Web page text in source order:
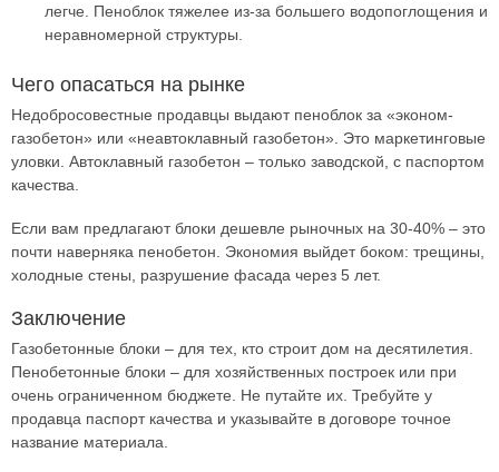
легче. Пеноблок тяжелее из-за большего водопоглощения и
неравномерной структуры.
Чего опасаться на рынке
Недобросовестные продавцы выдают пеноблок за «эконом-
газобетон» или «неавтоклавный газобетон». Это маркетинговые
уловки. Автоклавный газобетон – только заводской, с паспортом
качества.
Если вам предлагают блоки дешевле рыночных на 30-40% – это
почти наверняка пенобетон. Экономия выйдет боком: трещины,
холодные стены, разрушение фасада через 5 лет.
Заключение
Газобетонные блоки – для тех, кто строит дом на десятилетия.
Пенобетонные блоки – для хозяйственных построек или при
очень ограниченном бюджете. Не путайте их. Требуйте у
продавца паспорт качества и указывайте в договоре точное
название материала.